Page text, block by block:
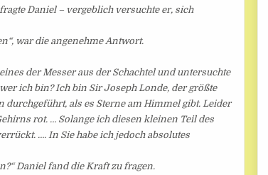
Daniel – vergeblich versuchte er, sich
war die angenehme Antwort.
der Messer aus der Schachtel und untersuchte
ich bin? Ich bin Sir Joseph Londe, der größte
durchgeführt, als es Sterne am Himmel gibt. Leider
rot. … Solange ich diesen kleinen Teil des
…. In Sie habe ich jedoch absolutes
Daniel fand die Kraft zu fragen.